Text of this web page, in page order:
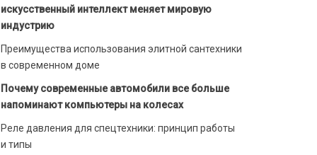
искусственный интеллект меняет мировую
индустрию
Преимущества использования элитной сантехники
в современном доме
Почему современные автомобили все больше
напоминают компьютеры на колесах
Реле давления для спецтехники: принцип работы
и типы